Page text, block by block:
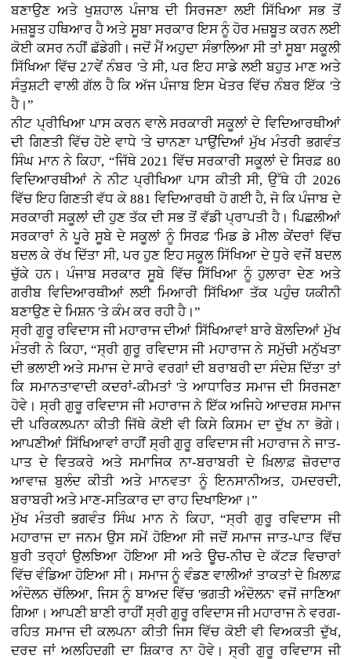
ਬਣਾਉਣ ਅਤੇ ਖੁਸ਼ਹਾਲ ਪੰਜਾਬ ਦੀ ਸਿਰਜਣਾ ਲਈ ਸਿੱਖਿਆ ਸਭ ਤੋਂ
ਮਜ਼ਬੂਤ ਹਥਿਆਰ ਹੈ ਅਤੇ ਸੂਬਾ ਸਰਕਾਰ ਇਸ ਨੂੰ ਹੋਰ ਮਜ਼ਬੂਤ ਕਰਨ ਲਈ
ਕੋਈ ਕਸਰ ਨਹੀਂ ਛੱਡੇਗੀ। ਜਦੋਂ ਮੈਂ ਅਹੁਦਾ ਸੰਭਾਲਿਆ ਸੀ ਤਾਂ ਸੂਬਾ ਸਕੂਲੀ
ਸਿੱਖਿਆ ਵਿੱਚ 27ਵੇਂ ਨੰਬਰ 'ਤੇ ਸੀ, ਪਰ ਇਹ ਸਾਡੇ ਲਈ ਬਹੁਤ ਮਾਣ ਅਤੇ
ਸੰਤੁਸ਼ਟੀ ਵਾਲੀ ਗੱਲ ਹੈ ਕਿ ਅੱਜ ਪੰਜਾਬ ਇਸ ਖੇਤਰ ਵਿੱਚ ਨੰਬਰ ਇੱਕ 'ਤੇ
ਹੈ।”
ਨੀਟ ਪ੍ਰੀਖਿਆ ਪਾਸ ਕਰਨ ਵਾਲੇ ਸਰਕਾਰੀ ਸਕੂਲਾਂ ਦੇ ਵਿਦਿਆਰਥੀਆਂ
ਦੀ ਗਿਣਤੀ ਵਿੱਚ ਹੋਏ ਵਾਧੇ 'ਤੇ ਚਾਨਣਾ ਪਾਉਂਦਿਆਂ ਮੁੱਖ ਮੰਤਰੀ ਭਗਵੰਤ
ਸਿੰਘ ਮਾਨ ਨੇ ਕਿਹਾ, “ਜਿੱਥੇ 2021 ਵਿੱਚ ਸਰਕਾਰੀ ਸਕੂਲਾਂ ਦੇ ਸਿਰਫ਼ 80
ਵਿਦਿਆਰਥੀਆਂ ਨੇ ਨੀਟ ਪ੍ਰੀਖਿਆ ਪਾਸ ਕੀਤੀ ਸੀ, ਉੱਥੇ ਹੀ 2026
ਵਿੱਚ ਇਹ ਗਿਣਤੀ ਵੱਧ ਕੇ 881 ਵਿਦਿਆਰਥੀ ਹੋ ਗਈ ਹੈ, ਜੋ ਕਿ ਪੰਜਾਬ ਦੇ
ਸਰਕਾਰੀ ਸਕੂਲਾਂ ਦੀ ਹੁਣ ਤੱਕ ਦੀ ਸਭ ਤੋਂ ਵੱਡੀ ਪ੍ਰਾਪਤੀ ਹੈ। ਪਿਛਲੀਆਂ
ਸਰਕਾਰਾਂ ਨੇ ਪੂਰੇ ਸੂਬੇ ਦੇ ਸਕੂਲਾਂ ਨੂੰ ਸਿਰਫ਼ 'ਮਿਡ ਡੇ ਮੀਲ' ਕੇਂਦਰਾਂ ਵਿੱਚ
ਬਦਲ ਕੇ ਰੱਖ ਦਿੱਤਾ ਸੀ, ਪਰ ਹੁਣ ਇਹ ਸਕੂਲ ਸਿੱਖਿਆ ਦੇ ਧੁਰੇ ਵਜੋਂ ਬਦਲ
ਚੁੱਕੇ ਹਨ। ਪੰਜਾਬ ਸਰਕਾਰ ਸੂਬੇ ਵਿੱਚ ਸਿੱਖਿਆ ਨੂੰ ਹੁਲਾਰਾ ਦੇਣ ਅਤੇ
ਗਰੀਬ ਵਿਦਿਆਰਥੀਆਂ ਲਈ ਮਿਆਰੀ ਸਿੱਖਿਆ ਤੱਕ ਪਹੁੰਚ ਯਕੀਨੀ
ਬਣਾਉਣ ਦੇ ਮਿਸ਼ਨ 'ਤੇ ਕੰਮ ਕਰ ਰਹੀ ਹੈ।”
ਸ੍ਰੀ ਗੁਰੂ ਰਵਿਦਾਸ ਜੀ ਮਹਾਰਾਜ ਦੀਆਂ ਸਿੱਖਿਆਵਾਂ ਬਾਰੇ ਬੋਲਦਿਆਂ ਮੁੱਖ
ਮੰਤਰੀ ਨੇ ਕਿਹਾ, “ਸ੍ਰੀ ਗੁਰੂ ਰਵਿਦਾਸ ਜੀ ਮਹਾਰਾਜ ਨੇ ਸਮੁੱਚੀ ਮਨੁੱਖਤਾ
ਦੀ ਭਲਾਈ ਅਤੇ ਸਮਾਜ ਦੇ ਸਾਰੇ ਵਰਗਾਂ ਦੀ ਬਰਾਬਰੀ ਦਾ ਸੰਦੇਸ਼ ਦਿੱਤਾ ਤਾਂ
ਕਿ ਸਮਾਨਤਾਵਾਦੀ ਕਦਰਾਂ-ਕੀਮਤਾਂ 'ਤੇ ਆਧਾਰਿਤ ਸਮਾਜ ਦੀ ਸਿਰਜਣਾ
ਹੋਵੇ। ਸ੍ਰੀ ਗੁਰੂ ਰਵਿਦਾਸ ਜੀ ਮਹਾਰਾਜ ਨੇ ਇੱਕ ਅਜਿਹੇ ਆਦਰਸ਼ ਸਮਾਜ
ਦੀ ਪਰਿਕਲਪਨਾ ਕੀਤੀ ਜਿੱਥੇ ਕੋਈ ਵੀ ਕਿਸੇ ਕਿਸਮ ਦਾ ਦੁੱਖ ਨਾ ਭੋਗੇ।
ਆਪਣੀਆਂ ਸਿੱਖਿਆਵਾਂ ਰਾਹੀਂ ਸ੍ਰੀ ਗੁਰੂ ਰਵਿਦਾਸ ਜੀ ਮਹਾਰਾਜ ਨੇ ਜਾਤ-
ਪਾਤ ਦੇ ਵਿਤਕਰੇ ਅਤੇ ਸਮਾਜਿਕ ਨਾ-ਬਰਾਬਰੀ ਦੇ ਖ਼ਿਲਾਫ਼ ਜ਼ੋਰਦਾਰ
ਆਵਾਜ਼ ਬੁਲੰਦ ਕੀਤੀ ਅਤੇ ਮਾਨਵਤਾ ਨੂੰ ਇਨਸਾਨੀਅਤ, ਹਮਦਰਦੀ,
ਬਰਾਬਰੀ ਅਤੇ ਮਾਣ-ਸਤਿਕਾਰ ਦਾ ਰਾਹ ਦਿਖਾਇਆ।”
ਮੁੱਖ ਮੰਤਰੀ ਭਗਵੰਤ ਸਿੰਘ ਮਾਨ ਨੇ ਕਿਹਾ, “ਸ੍ਰੀ ਗੁਰੂ ਰਵਿਦਾਸ ਜੀ
ਮਹਾਰਾਜ ਦਾ ਜਨਮ ਉਸ ਸਮੇਂ ਹੋਇਆ ਸੀ ਜਦੋਂ ਸਮਾਜ ਜਾਤ-ਪਾਤ ਵਿੱਚ
ਬੁਰੀ ਤਰ੍ਹਾਂ ਉਲਝਿਆ ਹੋਇਆ ਸੀ ਅਤੇ ਊਚ-ਨੀਚ ਦੇ ਕੱਟੜ ਵਿਚਾਰਾਂ
ਵਿੱਚ ਵੰਡਿਆ ਹੋਇਆ ਸੀ। ਸਮਾਜ ਨੂੰ ਵੰਡਣ ਵਾਲੀਆਂ ਤਾਕਤਾਂ ਦੇ ਖ਼ਿਲਾਫ਼
ਅੰਦੋਲਨ ਚੱਲਿਆ, ਜਿਸ ਨੂੰ ਬਾਅਦ ਵਿੱਚ 'ਭਗਤੀ ਅੰਦੋਲਨ' ਵਜੋਂ ਜਾਣਿਆ
ਗਿਆ। ਆਪਣੀ ਬਾਣੀ ਰਾਹੀਂ ਸ੍ਰੀ ਗੁਰੂ ਰਵਿਦਾਸ ਜੀ ਮਹਾਰਾਜ ਨੇ ਵਰਗ-
ਰਹਿਤ ਸਮਾਜ ਦੀ ਕਲਪਨਾ ਕੀਤੀ ਜਿਸ ਵਿੱਚ ਕੋਈ ਵੀ ਵਿਅਕਤੀ ਦੁੱਖ,
ਦਰਦ ਜਾਂ ਅਲਹਿਦਗੀ ਦਾ ਸ਼ਿਕਾਰ ਨਾ ਹੋਵੇ। ਸ੍ਰੀ ਗੁਰੂ ਰਵਿਦਾਸ ਜੀ